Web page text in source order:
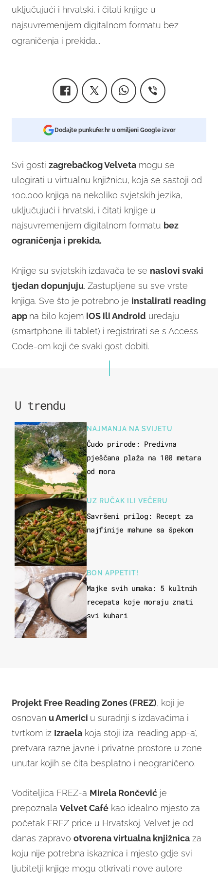
uključujući i hrvatski, i čitati knjige u
najsuvremenijem digitalnom formatu bez
ograničenja i prekida...
Dodajte punkufer.hr u omiljeni Google izvor
Svi gosti zagrebačkog Velveta mogu se
ulogirati u virtualnu knjižnicu, koja se sastoji od
100.000 knjiga na nekoliko svjetskih jezika,
uključujući i hrvatski, i čitati knjige u
najsuvremenijem digitalnom formatu bez
ograničenja i prekida.
Knjige su svjetskih izdavača te se naslovi svaki
tjedan dopunjuju. Zastupljene su sve vrste
knjiga. Sve što je potrebno je instalirati reading
app na bilo kojem iOS ili Android uređaju
(smartphone ili tablet) i registrirati se s Access
Code-om koji će svaki gost dobiti.
U trendu
NAJMANJA NA SVIJETU
Čudo prirode: Predivna
pješčana plaža na 100 metara
od mora
UZ RUČAK ILI VEČERU
Savršeni prilog: Recept za
najfinije mahune sa špekom
BON APPETIT!
Majke svih umaka: 5 kultnih
recepata koje moraju znati
svi kuhari
Projekt Free Reading Zones (FREZ), koji je
osnovan u Americi u suradnji s izdavačima i
tvrtkom iz Izraela koja stoji iza ‘reading app-a’,
pretvara razne javne i privatne prostore u zone
unutar kojih se čita besplatno i neograničeno.
Voditeljica FREZ-a Mirela Rončević je
prepoznala Velvet Café kao idealno mjesto za
početak FREZ price u Hrvatskoj. Velvet je od
danas zapravo otvorena virtualna knjižnica za
koju nije potrebna iskaznica i mjesto gdje svi
ljubitelji knjige mogu otkrivati nove autore